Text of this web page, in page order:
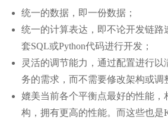
统一的数据，即一份数据；
统一的计算表达，即不论开发链路
套SQL或Python代码进行开发；
灵活的调节能力，通过配置进行以
务的需求，而不需要修改架构或调
媲美当前各个平衡点最好的性能，
构，拥有更高的性能。而这些也是